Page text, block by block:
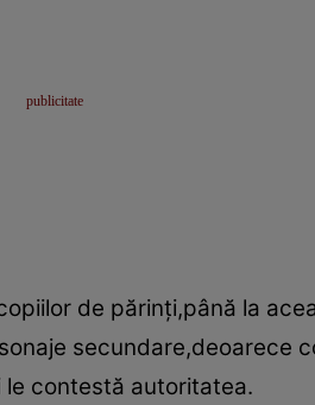
de părinţi,până la
secundare,deoarece
le contestă autoritatea.